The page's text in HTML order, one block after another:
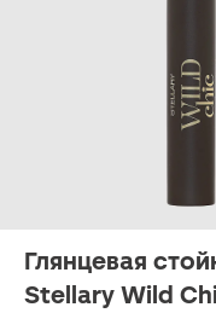
Глянцевая
Stellary Wild